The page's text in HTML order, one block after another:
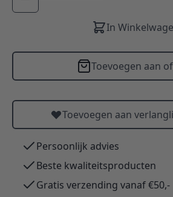
In
Toevoegen aan
Toevoegen aan
Persoonlijk advies
Beste kwaliteitsproducten
Gratis verzending vanaf €50,-